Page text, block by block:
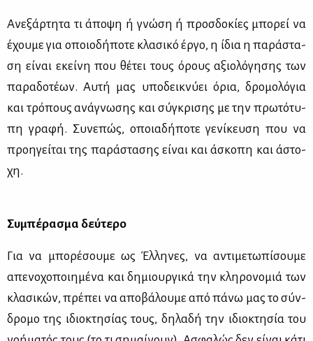
Ανε­ξάρ­τη­τα τι άπο­ψη ή γνώ­ση ή προσ­δο­κί­ες μπο­ρεί να
έχου­με για οποιο­δή­πο­τε κλα­σι­κό έρ­γο, η ίδια η πα­ρά­στα­
ση εί­ναι εκεί­νη που θέ­τει τους όρους αξιο­λό­γη­σης των
πα­ρα­δο­τέ­ων. Αυ­τή μας υπο­δει­κνύ­ει όρια, δρο­μο­λό­για
και τρό­πους ανά­γνω­σης και σύ­γκρι­σης με την πρω­τό­τυ­
πη γρα­φή. Συ­νε­πώς, οποια­δή­πο­τε γε­νί­κευ­ση που να
προη­γεί­ται της πα­ρά­στα­σης εί­ναι και άσκο­πη και άστο­
χη.
Συ­μπέ­ρα­σμα δεύ­τε­ρο
Για να μπο­ρέ­σου­με ως Έλ­λη­νες, να αντι­με­τω­πί­σου­με
απε­νο­χο­ποι­η­μέ­να και δη­μιουρ­γι­κά την κλη­ρο­νο­μιά των
κλα­σι­κών, πρέ­πει να απο­βά­λου­με από πά­νω μας το σύν­
δρο­μο της ιδιο­κτη­σί­ας τους, δη­λα­δή την ιδιο­κτη­σία του